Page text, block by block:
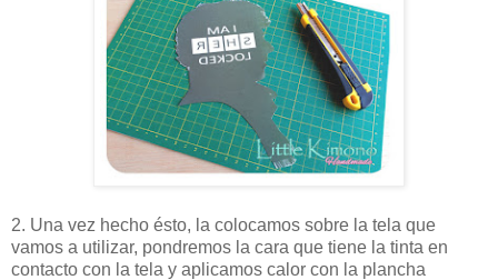
2. Una vez hecho ésto, la colocamos sobre la tela que
vamos a utilizar, pondremos la cara que tiene la tinta en
contacto con la tela y aplicamos calor con la plancha